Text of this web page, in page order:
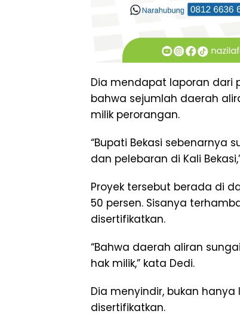
Dia mendapat laporan dari
bahwa sejumlah daerah
milik perorangan.
“Bupati Bekasi sebenarnya
dan pelebaran di Kali
Proyek tersebut berada di
50 persen. Sisanya
disertifikatkan.
“Bahwa daerah aliran
hak milik,” kata Dedi.
Dia menyindir, bukan
disertifikatkan.